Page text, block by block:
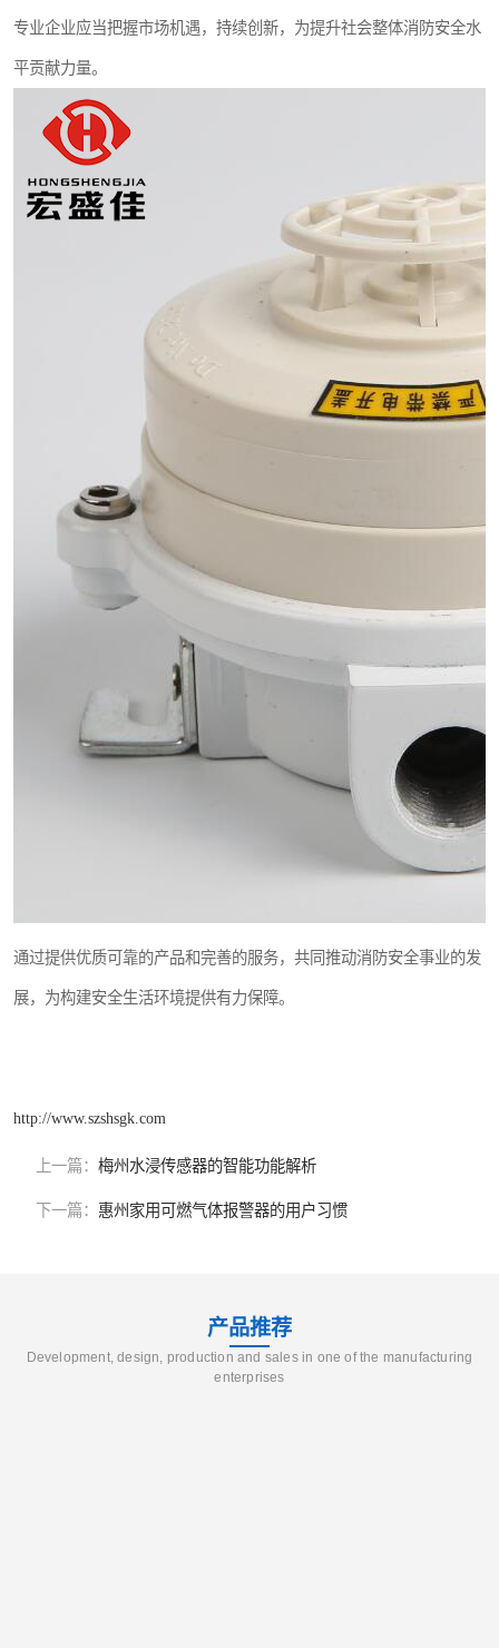
专业企业应当把握市场机遇，持续创新，为提升社会整体消防安全水
平贡献力量。
通过提供优质可靠的产品和完善的服务，共同推动消防安全事业的发
展，为构建安全生活环境提供有力保障。
http://www.szshsgk.com
上一篇： 梅州水浸传感器的智能功能解析
下一篇： 惠州家用可燃气体报警器的用户习惯
产品推荐
Development, design, production and sales in one of the manufacturing
enterprises